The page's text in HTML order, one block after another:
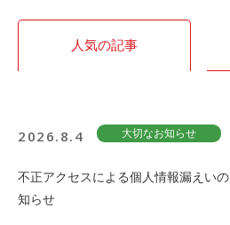
人気の記事
2026.8.4 大切なお知らせ
不正アクセスによる個人情報漏えい
知らせ